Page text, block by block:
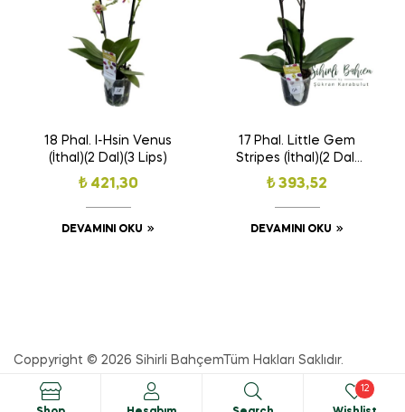
18 Phal. I-Hsin Venus
(İthal)(2 Dal)(3 Lips)
₺421,30
DEVAMINI OKU
17 Phal. Little Gem
Stripes (İthal)(2 Dal)
(Kelebek)
₺393,52
DEVAMINI OKU
Coppyright © 2026 Sihirli Bahçem Tüm Hakları Saklıdır.
12